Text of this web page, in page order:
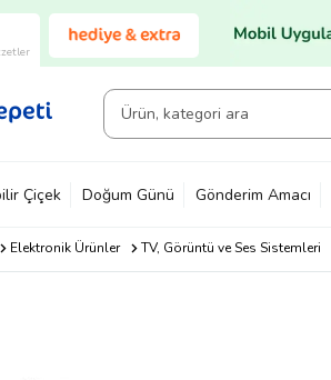
Çiçek Doğum Günü Gönderim Amacı
Elektronik Ürünler TV, Görüntü ve Ses Sistemleri